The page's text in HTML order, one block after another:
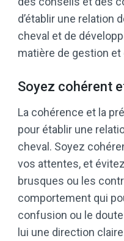
d’établir une relation
cheval et de
matière de gestion
Soyez cohérent
La cohérence et la
pour établir une
cheval. Soyez
vos attentes, et
brusques ou les
comportement qui
confusion ou le
lui une direction